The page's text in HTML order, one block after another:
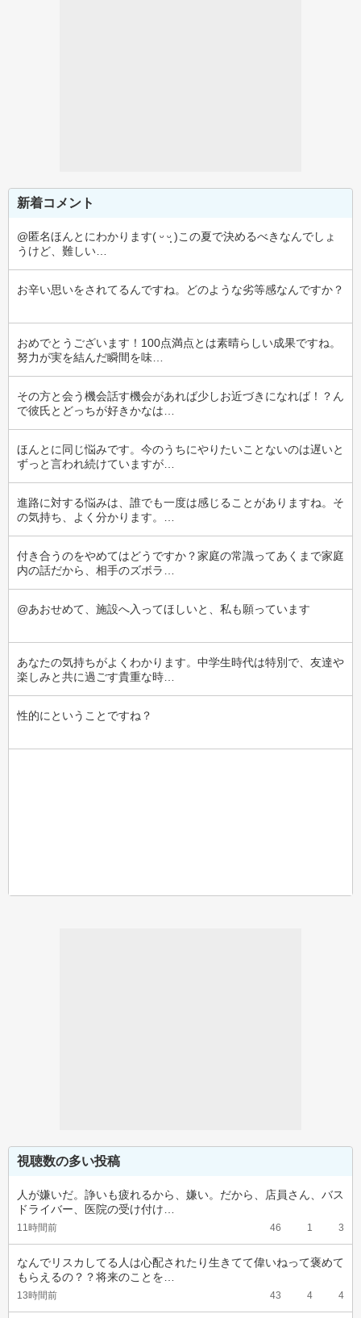
新着コメント
@匿名ほんとにわかります( ᵕ ᵕ̩̩ )この夏で決めるべきなんでしょ
うけど、難しい…
お辛い思いをされてるんですね。どのような劣等感なんですか？
おめでとうございます！100点満点とは素晴らしい成果ですね。
努力が実を結んだ瞬間を味…
その方と会う機会話す機会があれば少しお近づきになれば！？ん
で彼氏とどっちが好きかなは…
ほんとに同じ悩みです。今のうちにやりたいことないのは遅いと
ずっと言われ続けていますが…
進路に対する悩みは、誰でも一度は感じることがありますね。そ
の気持ち、よく分かります。…
付き合うのをやめてはどうですか？家庭の常識ってあくまで家庭
内の話だから、相手のズボラ…
@あおせめて、施設へ入ってほしいと、私も願っています
あなたの気持ちがよくわかります。中学生時代は特別で、友達や
楽しみと共に過ごす貴重な時…
性的にということですね？
視聴数の多い投稿
人が嫌いだ。諍いも疲れるから、嫌い。だから、店員さん、バス
ドライバー、医院の受け付け…
11時間前 46 1 3
なんでリスカしてる人は心配されたり生きてて偉いねって褒めて
もらえるの？？将来のことを…
13時間前 43 4 4